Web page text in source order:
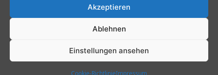
Akzeptieren
Ablehnen
Einstellungen ansehen
Cookie-RichtlinieImpressum
Trittsicherheit 60+
© 2026 Theo Klems• Erstellt mitGeneratePress